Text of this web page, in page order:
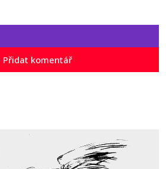
Přidat komentář